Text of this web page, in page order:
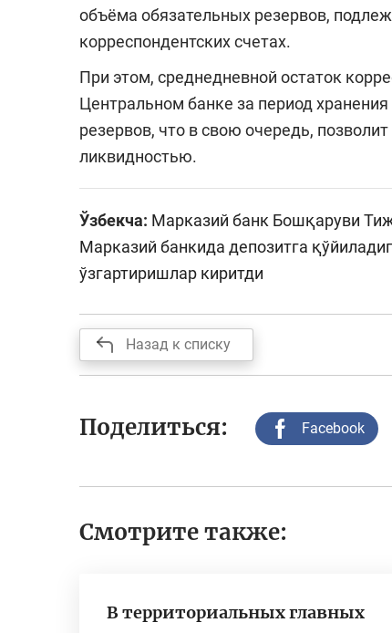
объёма обязательных резервов,
корреспондентских счетах.
При этом, среднедневной остаток
Центральном банке за период
резервов, что в свою очередь,
ликвидностью.
Ўзбекча: Марказий банк Бошқаруви
Марказий банкида депозитга
ўзгартиришлар киритди
Назад к списку
Поделиться: Facebook
Смотрите также:
В территориальных главных